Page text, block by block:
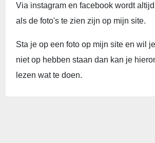
Via instagram en facebook wordt
als de foto's te zien zijn op mijn site.
Sta je op een foto op mijn site en wil
niet op hebben staan dan kan je
lezen wat te doen.